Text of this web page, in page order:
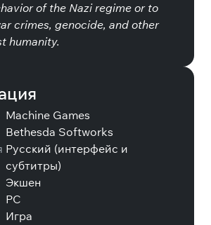
of the Nazi regime or to
crimes, genocide, and other
humanity.
Machine Games
Bethesda Softworks
Русский (интерфейс и
субтитры)
Экшен
PC
Игра